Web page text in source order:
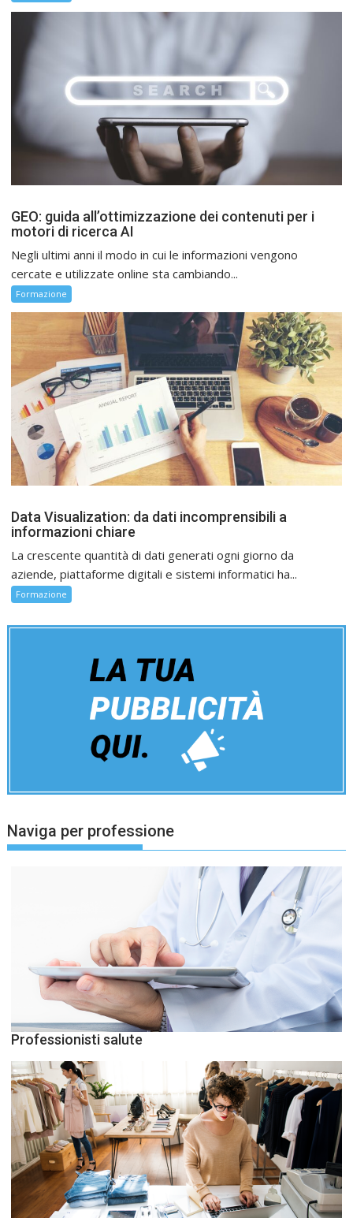
GEO: guida all’ottimizzazione dei contenuti per i
motori di ricerca AI
Negli ultimi anni il modo in cui le informazioni vengono
cercate e utilizzate online sta cambiando...
Formazione
Data Visualization: da dati incomprensibili a
informazioni chiare
La crescente quantità di dati generati ogni giorno da
aziende, piattaforme digitali e sistemi informatici ha...
Formazione
Naviga per professione
Professionisti salute